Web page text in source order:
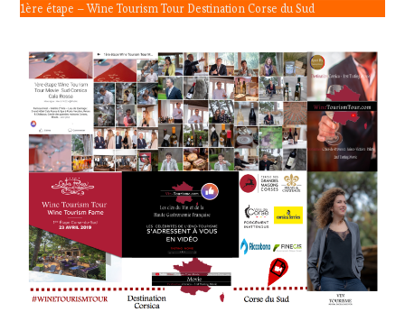
1ère étape – Wine Tourism Tour Destination Corse du Sud